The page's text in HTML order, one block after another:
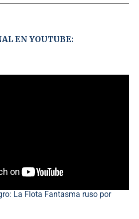
EN YOUTUBE:
La Flota Fantasma ruso por